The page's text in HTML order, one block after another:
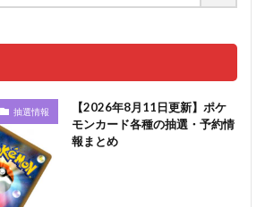
抽選情報
【2026年8月11日更新】ポケ
モンカード各種の抽選・予約情
報まとめ